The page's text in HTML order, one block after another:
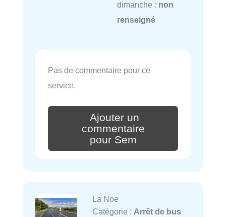
dimanche : non
renseigné
Pas de commentaire pour ce
service.
Ajouter un
commentaire
pour Sem
La Noe
Catégorie : Arrêt de bus